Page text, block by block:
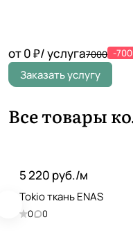
от 0 ₽/ услуга7000 -
Заказать услугу
Все товары
5 220 руб./м
Tokio ткань ENAS
0 0